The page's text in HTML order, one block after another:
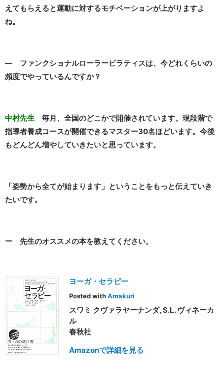
えてもらえると運動に対するモチベーションが上がりますよ
ね。
― ファンクショナルローラーピラティスは、今どれくらいの
頻度でやっているんですか？
中村先生
毎月、全国のどこかで開催されています。現段階で
指導者養成コースが開催できるマスター30名ほどいます。今後
もどんどん増やしていきたいと思っています。
「姿勢から全てが始まります」ということをもっと伝えていき
たいです。
ー 先生のオススメの本を教えてください。
ヨーガ・セラピー
Posted withAmakuri
スワミ クヴァラヤーナンダ, S.L. ヴィネーカ
ル
春秋社
Amazonで詳細を見る